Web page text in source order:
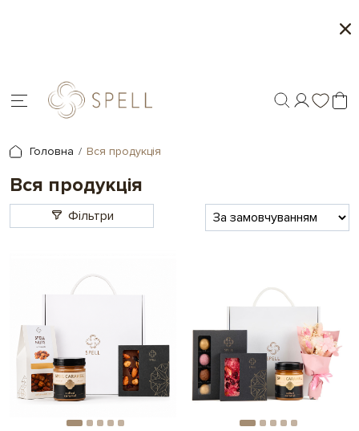
Головна Вся продукція
Вся продукція
Фільтри